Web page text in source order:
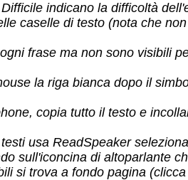
indicano la difficoltà
caselle di testo (nota che
frase ma non sono visibili
la riga bianca dopo il
copia tutto il testo e
usa ReadSpeaker
sull'iconcina di altoparlante
si trova a fondo pagina